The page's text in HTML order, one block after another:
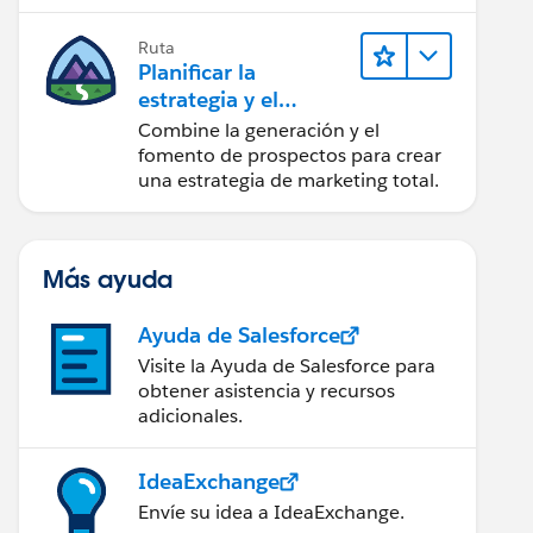
Ruta
Planificar la
estrategia y el
contenido de
marketing con
Marketing Cloud
Account
Combine la generación y el
fomento de prospectos para crear
una estrategia de marketing total.
Más ayuda
Ayuda de Salesforce
Visite la Ayuda de Salesforce para
obtener asistencia y recursos
adicionales.
IdeaExchange
Envíe su idea a IdeaExchange.